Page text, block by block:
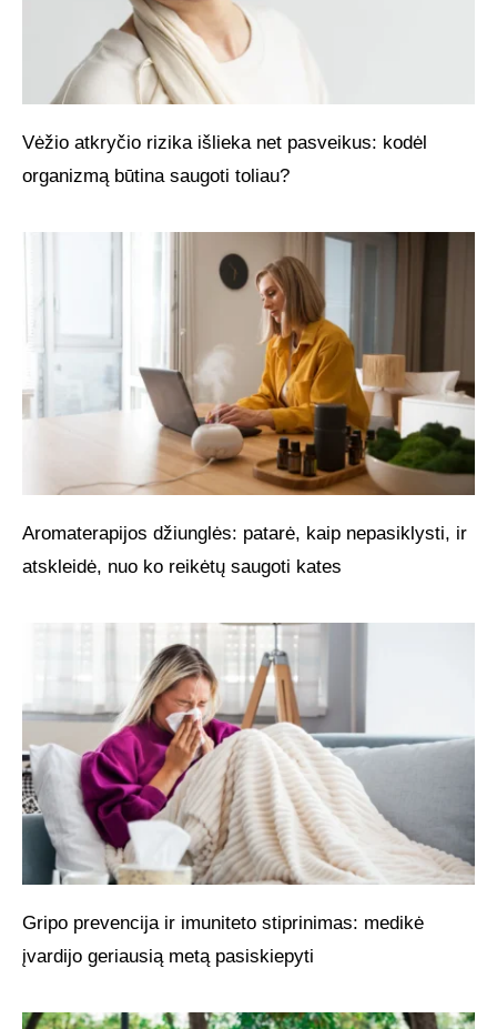
Vėžio atkryčio rizika išlieka net pasveikus: kodėl
organizmą būtina saugoti toliau?
Aromaterapijos džiunglės: patarė, kaip nepasiklysti, ir
atskleidė, nuo ko reikėtų saugoti kates
Gripo prevencija ir imuniteto stiprinimas: medikė
įvardijo geriausią metą pasiskiepyti